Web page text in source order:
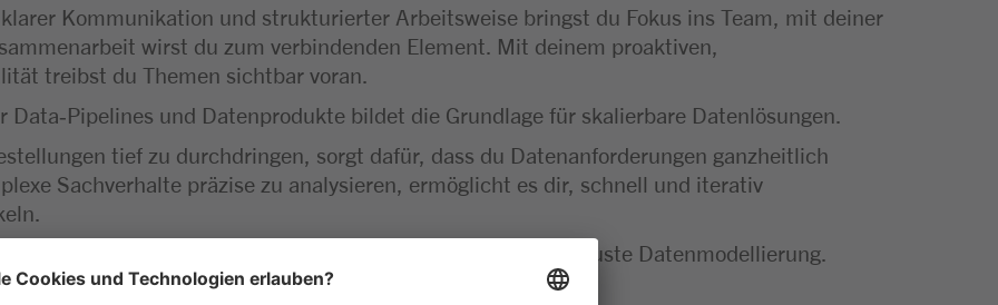
Kommunikation und strukturierter Arbeitsweise bringst du Fokus ins Team, mit deiner
wirst du zum verbindenden Element. Mit deinem proaktiven,
treibst du Themen sichtbar voran.
und Datenprodukte bildet die Grundlage für skalierbare Datenlösungen.
tief zu durchdringen, sorgt dafür, dass du Datenanforderungen ganzheitlich
Sachverhalte präzise zu analysieren, ermöglicht es dir, schnell und iterativ
dbt und Snowflake ermöglichen dir effiziente und robuste Datenmodellierung.
sind ein zusätzliches Plus.